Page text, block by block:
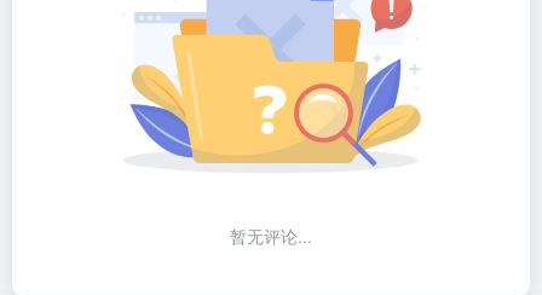
暂无评论...